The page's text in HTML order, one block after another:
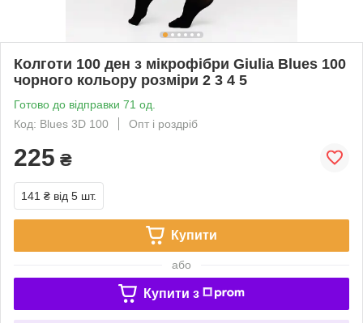
Колготи 100 ден з мікрофібри Giulia Blues 100
чорного кольору розміри 2 3 4 5
Готово до відправки 71 од.
Код: Blues 3D 100
Опт і роздріб
225 ₴
141 ₴ від 5 шт.
Купити
або
Купити з